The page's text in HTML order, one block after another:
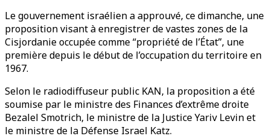
Le gouvernement israélien a approuvé, ce dimanche, une
proposition visant à enregistrer de vastes zones de la
Cisjordanie occupée comme “propriété de l’État”, une
première depuis le début de l’occupation du territoire en
1967.
Selon le radiodiffuseur public KAN, la proposition a été
soumise par le ministre des Finances d’extrême droite
Bezalel Smotrich, le ministre de la Justice Yariv Levin et
le ministre de la Défense Israel Katz.